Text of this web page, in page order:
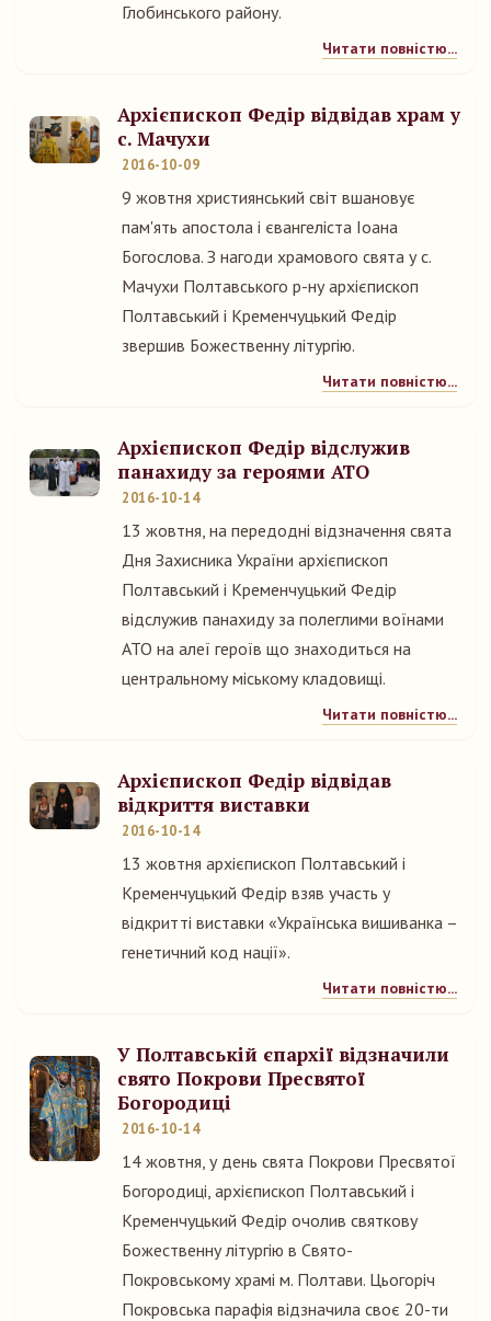
Глобинського району.
Читати повністю...
Архієпископ Федір відвідав храм у
с. Мачухи
2016-10-09
9 жовтня християнський світ вшановує
пам'ять апостола і євангеліста Іоана
Богослова. З нагоди храмового свята у с.
Мачухи Полтавського р-ну архієпископ
Полтавський і Кременчуцький Федір
звершив Божественну літургію.
Читати повністю...
Архієпископ Федір відслужив
панахиду за героями АТО
2016-10-14
13 жовтня, на передодні відзначення свята
Дня Захисника України архієпископ
Полтавський і Кременчуцький Федір
відслужив панахиду за полеглими воїнами
АТО на алеї героїв що знаходиться на
центральному міському кладовищі.
Читати повністю...
Архієпископ Федір відвідав
відкриття виставки
2016-10-14
13 жовтня архієпископ Полтавський і
Кременчуцький Федір взяв участь у
відкритті виставки «Українська вишиванка –
генетичний код нації».
Читати повністю...
У Полтавській єпархії відзначили
свято Покрови Пресвятої
Богородиці
2016-10-14
14 жовтня, у день свята Покрови Пресвятої
Богородиці, архієпископ Полтавський і
Кременчуцький Федір очолив святкову
Божественну літургію в Свято-
Покровському храмі м. Полтави. Цьогоріч
Покровська парафія відзначила своє 20-ти